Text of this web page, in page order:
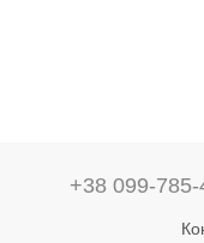
+38 099-785-